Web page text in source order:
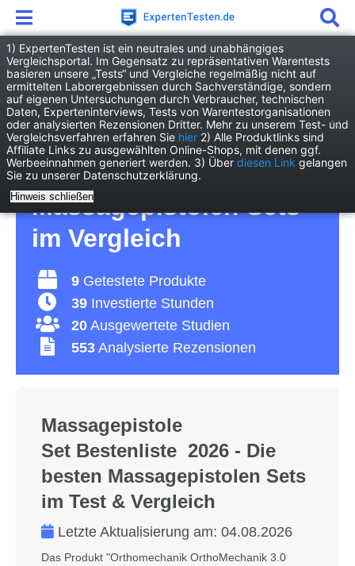
Drogerie
Gesundheit
Massagepistole Set
Massagepistole Set
Test 2026 • Die 9 besten
Massagepistolen Sets
im Vergleich
9 Getestete Produkte
39 Investierte Stunden
20 Ausgewertete Studien
553 Analysierte Rezensionen
Massagepistole
Set Bestenliste 2026 - Die
besten Massagepistolen Sets
im Test & Vergleich
Letzte Aktualisierung am: 04.08.2026
Das Produkt "Orthomechanik OrthoMechanik 3.0
1) ExpertenTesten ist ein neutrales und unabhängiges
Vergleichsportal. Im Gegensatz zu repräsentativen Warentests
basieren unsere „Tests“ und Vergleiche regelmäßig nicht auf
ermittelten Laborergebnissen durch Sachverständige, sondern
auf eigenen Untersuchungen durch Verbraucher, technischen
Daten, Experteninterviews, Tests von Warentestorganisationen
oder analysierten Rezensionen Dritter. Mehr zu unserem Test- und
Vergleichsverfahren erfahren Sie hier 2) Alle Produktlinks sind
Affiliate Links zu ausgewählten Online-Shops, mit denen ggf.
Werbeeinnahmen generiert werden. 3) Über diesen Link gelangen
Sie zu unserer Datenschutzerklärung.
Hinweis schließen